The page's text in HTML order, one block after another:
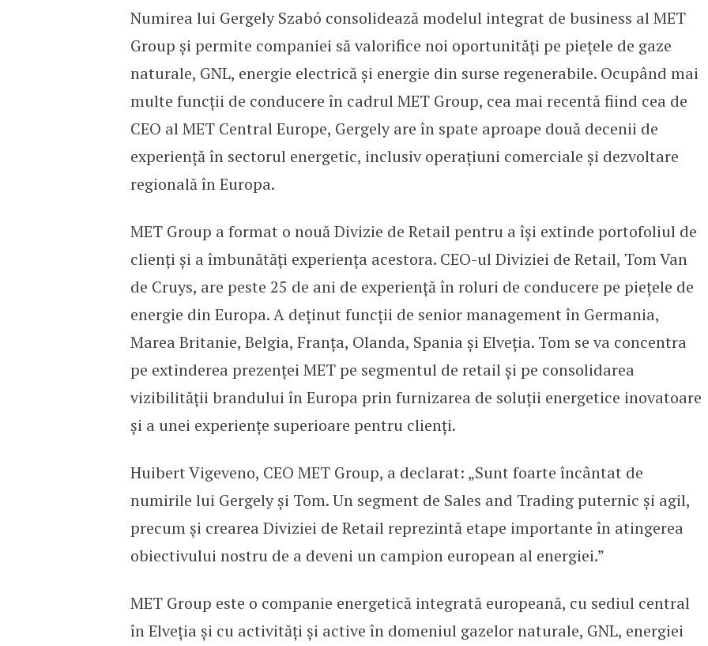
Numirea lui Gergely Szabó consolidează modelul integrat de business al MET
Group și permite companiei să valorifice noi oportunități pe piețele de gaze
naturale, GNL, energie electrică și energie din surse regenerabile. Ocupând mai
multe funcții de conducere în cadrul MET Group, cea mai recentă fiind cea de
CEO al MET Central Europe, Gergely are în spate aproape două decenii de
experiență în sectorul energetic, inclusiv operațiuni comerciale și dezvoltare
regională în Europa.
MET Group a format o nouă Divizie de Retail pentru a își extinde portofoliul de
clienți și a îmbunătăți experiența acestora. CEO-ul Diviziei de Retail, Tom Van
de Cruys, are peste 25 de ani de experiență în roluri de conducere pe piețele de
energie din Europa. A deținut funcții de senior management în Germania,
Marea Britanie, Belgia, Franța, Olanda, Spania și Elveția. Tom se va concentra
pe extinderea prezenței MET pe segmentul de retail și pe consolidarea
vizibilității brandului în Europa prin furnizarea de soluții energetice inovatoare
și a unei experiențe superioare pentru clienți.
Huibert Vigeveno, CEO MET Group, a declarat: „Sunt foarte încântat de
numirile lui Gergely și Tom. Un segment de Sales and Trading puternic și agil,
precum și crearea Diviziei de Retail reprezintă etape importante în atingerea
obiectivului nostru de a deveni un campion european al energiei.”
MET Group este o companie energetică integrată europeană, cu sediul central
în Elveția și cu activități și active în domeniul gazelor naturale, GNL, energiei